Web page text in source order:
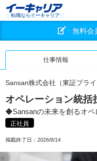
転職ならイーキャリア
無料会
仕事情報
Sansan株式会社（東証プライ
オペレーション統括
◆Sansanの未来を創るオ
正社員
掲載終了日： 2026/8/14